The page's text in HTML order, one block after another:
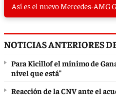
Así es el nuevo Mercedes-AMG
NOTICIAS ANTERIORES
Para Kicillof el mínimo de
nivel que está"
Reacción de la CNV ante el